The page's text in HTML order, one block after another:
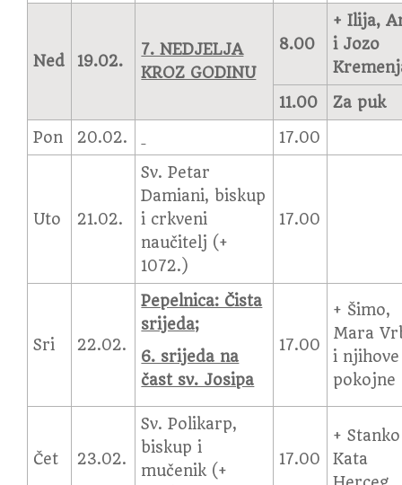
Ned 19.02.
7. NEDJELJA
KROZ GODINU
8.00
+ Ilija,
i Jozo
11.00
Za puk
Pon
20.02. 17.00
Uto 21.02.
Sv. Petar
Damiani, biskup
i crkveni
naučitelj (+
1072.)
17.00
Sri 22.02.
Pepelnica: Čista
srijeda;
6. srijeda na
čast sv. Josipa
17.00
+ Šimo,
Mara
i njihove
pokojne
Čet 23.02.
Sv. Polikarp,
biskup i
mučenik (+
17.00
+
Kata